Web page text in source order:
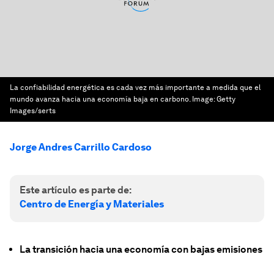
La confiabilidad energética es cada vez más importante a medida que el
mundo avanza hacia una economía baja en carbono. Image:Getty
Images/serts
Jorge Andres Carrillo Cardoso
Este artículo es parte de:
Centro de Energía y Materiales
La transición hacia una economía con bajas emisiones